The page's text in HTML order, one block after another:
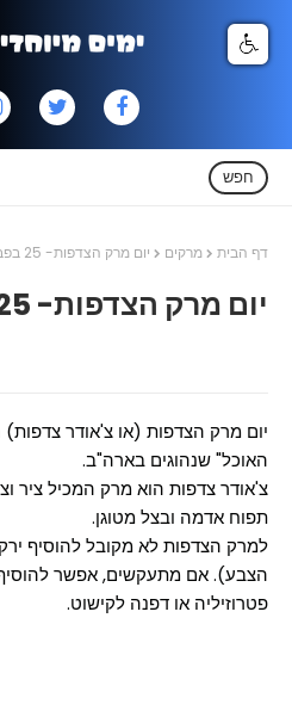
חפש
דף הבית מרקים יום מרק הצדפות- 25 בפברואר
יום מרק הצדפות- 25 בפברואר
יום מרק הצדפות (או צ'אודר
האוכל" שנהוגים בארה"ב.
צ'אודר צדפות הוא מרק המכיל ציר
תפוח אדמה ובצל מטוגן.
למרק הצדפות לא מקובל להוסיף
הצבע). אם מתעקשים, אפשר
פטרוזיליה או דפנה לקישוט.